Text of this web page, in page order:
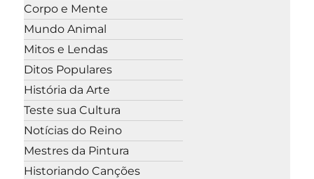
Corpo e Mente
Mundo Animal
Mitos e Lendas
Ditos Populares
História da Arte
Teste sua Cultura
Notícias do Reino
Mestres da Pintura
Historiando Canções